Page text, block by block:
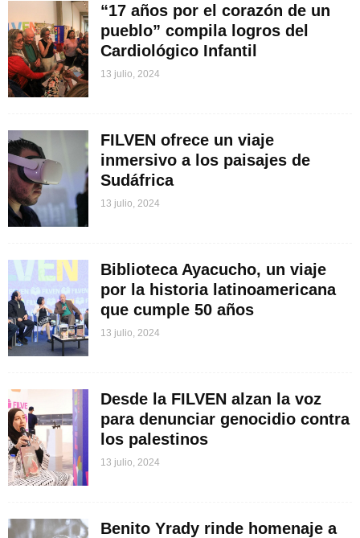
“17 años por el corazón de un
pueblo” compila logros del
Cardiológico Infantil
13 julio, 2024
FILVEN ofrece un viaje
inmersivo a los paisajes de
Sudáfrica
13 julio, 2024
Biblioteca Ayacucho, un viaje
por la historia latinoamericana
que cumple 50 años
13 julio, 2024
Desde la FILVEN alzan la voz
para denunciar genocidio contra
los palestinos
13 julio, 2024
Benito Yrady rinde homenaje a